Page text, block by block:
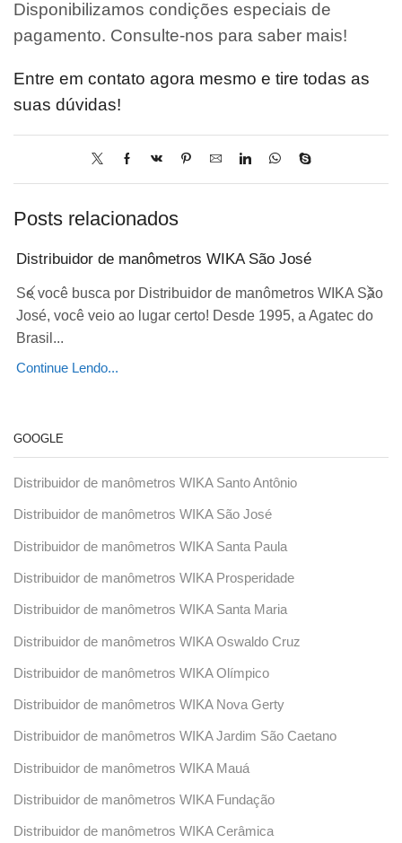
Disponibilizamos condições especiais de
pagamento. Consulte-nos para saber mais!
Entre em contato agora mesmo e tire todas as
suas dúvidas!
Posts relacionados
Distribuidor de manômetros WIKA São José
Se você busca por Distribuidor de manômetros WIKA São
José, você veio ao lugar certo! Desde 1995, a Agatec do
Brasil...
Continue Lendo...
GOOGLE
Distribuidor de manômetros WIKA Santo Antônio
Distribuidor de manômetros WIKA São José
Distribuidor de manômetros WIKA Santa Paula
Distribuidor de manômetros WIKA Prosperidade
Distribuidor de manômetros WIKA Santa Maria
Distribuidor de manômetros WIKA Oswaldo Cruz
Distribuidor de manômetros WIKA Olímpico
Distribuidor de manômetros WIKA Nova Gerty
Distribuidor de manômetros WIKA Jardim São Caetano
Distribuidor de manômetros WIKA Mauá
Distribuidor de manômetros WIKA Fundação
Distribuidor de manômetros WIKA Cerâmica